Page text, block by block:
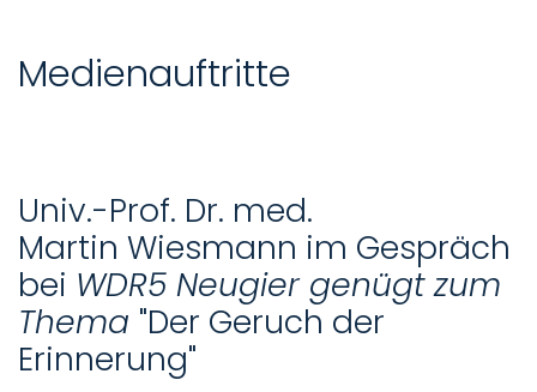
Medienauftritte
Univ.-Prof. Dr. med.
Martin Wiesmann im Gespräch
bei WDR5 Neugier genügt zum
Thema "Der Geruch der
Erinnerung"